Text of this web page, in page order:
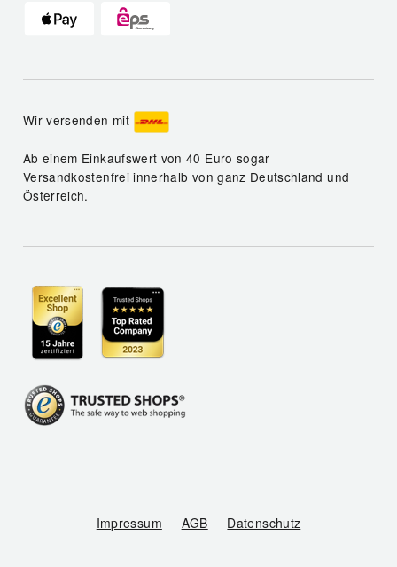
Wir versenden mit
Ab einem Einkaufswert von 40 Euro sogar
Versandkostenfrei innerhalb von ganz Deutschland und
Österreich.
Impressum AGB Datenschutz